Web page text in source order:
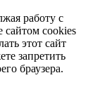
работу с
сайтом cookies
этот сайт
запретить
браузера.